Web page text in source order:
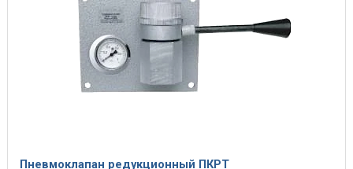
Пневмоклапан редукционный ПКРТ